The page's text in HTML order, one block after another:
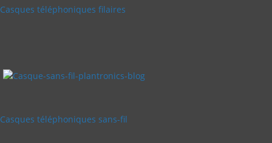
Casques téléphoniques filaires
Casques téléphoniques sans-fil